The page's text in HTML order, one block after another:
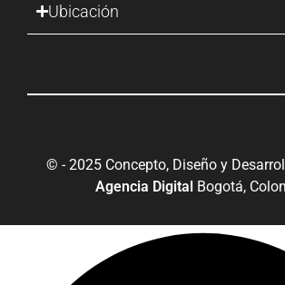
Ubicación
© - 2025 Concepto, Diseño y
Agencia Digital Bogotá,